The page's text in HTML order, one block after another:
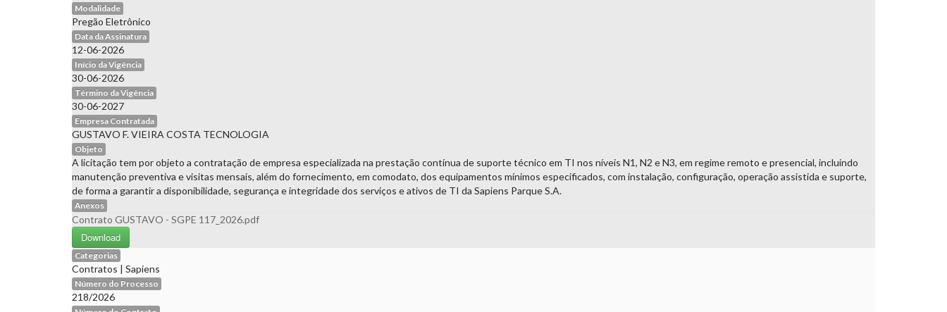
Modalidade
Pregão Eletrônico
Data da Assinatura
12-06-2026
Início da Vigência
30-06-2026
Término da Vigência
30-06-2027
Empresa Contratada
GUSTAVO F. VIEIRA COSTA TECNOLOGIA
Objeto
A licitação tem por objeto a contratação de empresa especializada na prestação contínua de suporte técnico em TI nos níveis N1, N2 e N3, em regime remoto e presencial, incluindo
manutenção preventiva e visitas mensais, além do fornecimento, em comodato, dos equipamentos mínimos especificados, com instalação, configuração, operação assistida e suporte,
de forma a garantir a disponibilidade, segurança e integridade dos serviços e ativos de TI da Sapiens Parque S.A.
Anexos
Contrato GUSTAVO - SGPE 117_2026.pdf
Download
Categorias
Contratos | Sapiens
Número do Processo
218/2026